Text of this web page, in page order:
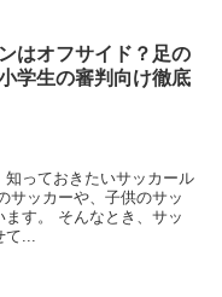
はオフサイド？足の
学生の審判向け徹底
っておきたいサッカール
サッカーや、子供のサッ
す。 そんなとき、サッ
て...